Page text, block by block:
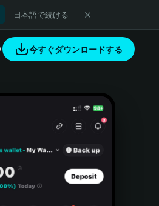
日本語で続ける
今すぐダウンロードする